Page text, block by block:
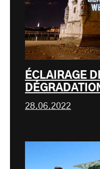
ÉCLAIRAGE
28.06.2022